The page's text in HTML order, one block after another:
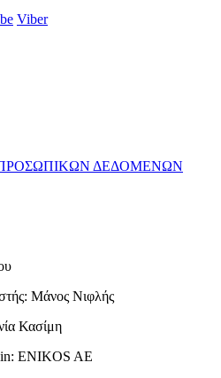
Viber
ΔΕΔΟΜΕΝΩΝ
Μάνος Νιφλής
Κασίμη
ENIKOS AE